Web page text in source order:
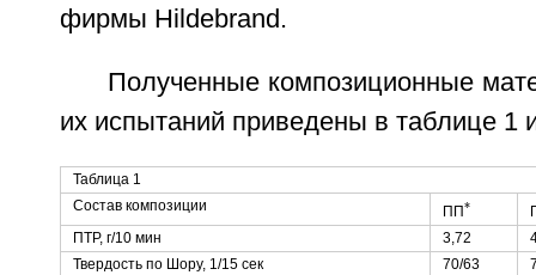
фирмы Hildebrand.
Полученные композиционные
их испытаний приведены в таблице 1
Таблица 1
Состав композиции
ПП*
ПТР, г/10 мин
3,72
Твердость по Шору, 1/15 сек
70/63